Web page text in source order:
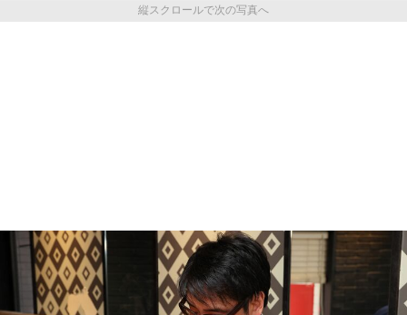
縦スクロールで次の写真へ